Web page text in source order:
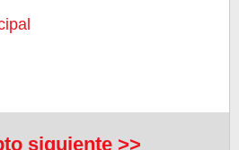
siguiente >>